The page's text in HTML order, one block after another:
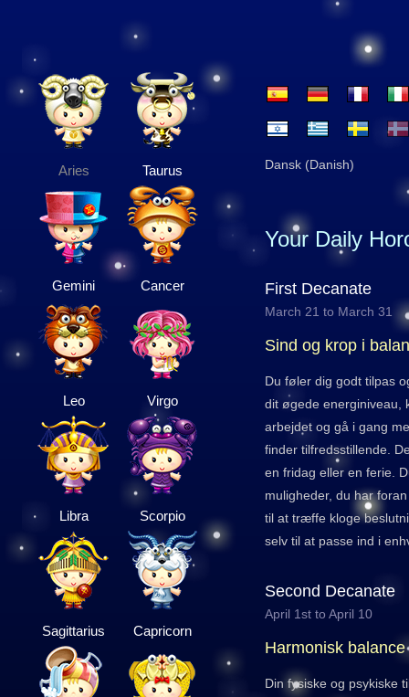
Aries Taurus
Gemini Cancer
Leo Virgo
Libra Scorpio
Sagittarius Capricorn
Dansk (Danish)
Your Daily
First Decanate
March 21 to March 31
Sind og krop i
Du føler dig godt tilpas
dit øgede energiniveau,
arbejdet og gå i gang
finder tilfredsstillende.
en fridag eller en ferie.
muligheder, du har
til at træffe kloge
selv til at passe ind i
Second Decanate
April 1st to April 10
Harmonisk balance
Din fysiske og psykiske